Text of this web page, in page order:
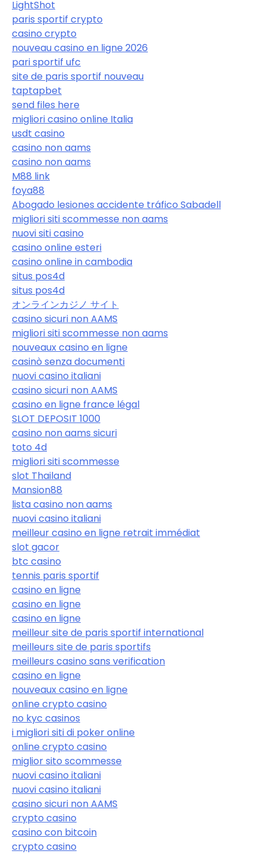
LightShot
paris sportif crypto
casino crypto
nouveau casino en ligne 2026
pari sportif ufc
site de paris sportif nouveau
taptapbet
send files here
migliori casino online Italia
usdt casino
casino non aams
casino non aams
M88 link
foya88
Abogado lesiones accidente tráfico Sabadell
migliori siti scommesse non aams
nuovi siti casino
casino online esteri
casino online in cambodia
situs pos4d
situs pos4d
オンラインカジノ サイト
casino sicuri non AAMS
migliori siti scommesse non aams
nouveaux casino en ligne
casinò senza documenti
nuovi casino italiani
casino sicuri non AAMS
casino en ligne france légal
SLOT DEPOSIT 1000
casino non aams sicuri
toto 4d
migliori siti scommesse
slot Thailand
Mansion88
lista casino non aams
nuovi casino italiani
meilleur casino en ligne retrait immédiat
slot gacor
btc casino
tennis paris sportif
casino en ligne
casino en ligne
casino en ligne
meilleur site de paris sportif international
meilleurs site de paris sportifs
meilleurs casino sans verification
casino en ligne
nouveaux casino en ligne
online crypto casino
no kyc casinos
i migliori siti di poker online
online crypto casino
miglior sito scommesse
nuovi casino italiani
nuovi casino italiani
casino sicuri non AAMS
crypto casino
casino con bitcoin
crypto casino